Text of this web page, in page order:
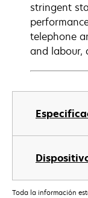
stringent
telephone
and labour,
Toda la información